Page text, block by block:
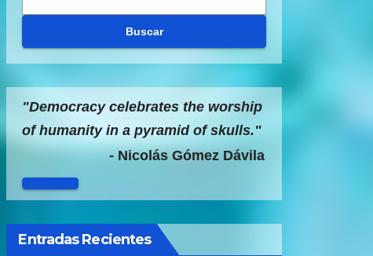
"Democracy celebrates the worship
of humanity in a pyramid of skulls."
- Nicolás Gómez Dávila
Entradas Recientes